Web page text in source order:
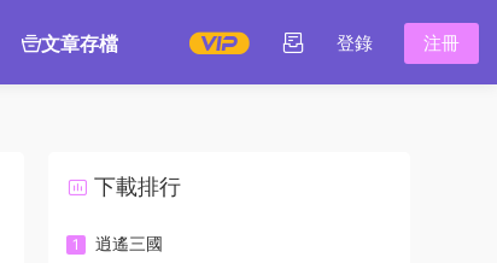
文章存檔 登錄 注冊
下載排行
1 逍遙三國